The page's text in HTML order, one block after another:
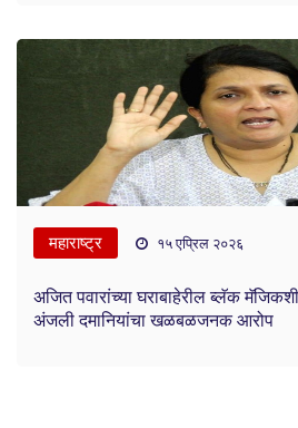
महाराष्ट्र १५ एप्रिल २०२६
अजित पवारांच्या घराबाहेरील ब्लॅक
अंजली दमानियांचा खळबळजनक आरोप